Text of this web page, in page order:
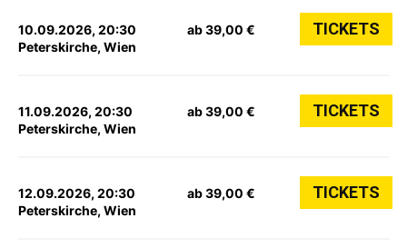
10.09.2026, 20:30
Peterskirche, Wien
ab 39,00 € TICKETS
11.09.2026, 20:30
Peterskirche, Wien
ab 39,00 € TICKETS
12.09.2026, 20:30
Peterskirche, Wien
ab 39,00 € TICKETS